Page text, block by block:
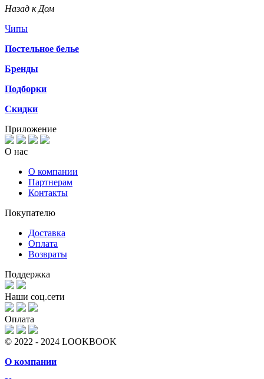
Назад к Дом
Чипы
Постельное белье
Бренды
Подборки
Скидки
Приложение
О нас
О компании
Партнерам
Контакты
Покупателю
Доставка
Оплата
Возвраты
Поддержка
Наши соц.сети
Оплата
© 2022 - 2024 LOOKBOOK
О компании